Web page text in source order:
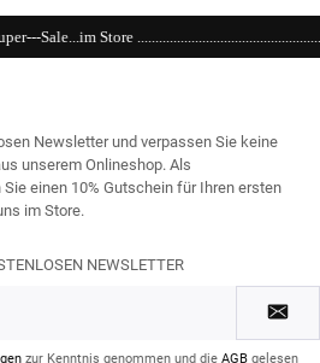
Newsletter und verpassen Sie keine
unserem Onlineshop. Als
einen 10% Gutschein für Ihren ersten
im Store.
NEWSLETTER
zur Kenntnis genommen und die AGB gelesen